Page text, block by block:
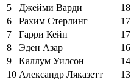
5
Джейми Варди
18
6
Рахим Стерлинг
17
7
Гарри Кейн
17
8
Эден Азар
16
9
Каллум Уилсон
14
10 Александр Ляказетт
13